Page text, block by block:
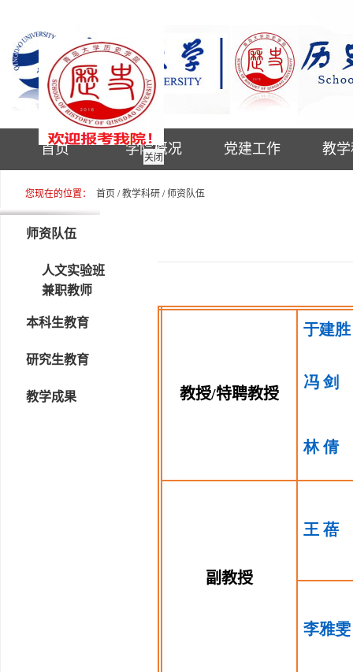
关闭
首页 学院概况 党建工作 教
您现在的位置： 首页 /教学科研 / 师资队伍
师资队伍
人文实验班
兼职教师
本科生教育
研究生教育
教学成果 教授/特聘教授
于建胜
冯剑
林 倩
副教授
王 蓓
李雅雯